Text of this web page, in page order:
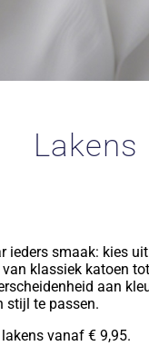
Lakens
ieders smaak: kies
klassiek katoen
aan
stijl te passen.
vanaf € 9,95.